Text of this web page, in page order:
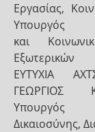
Εργασίας,
Υπουργός
και
Εξωτερικών
ΕΥΤΥΧΙΑ
ΓΕΩΡΓΙΟΣ
Υπουργός
Δικαιοσύνης,